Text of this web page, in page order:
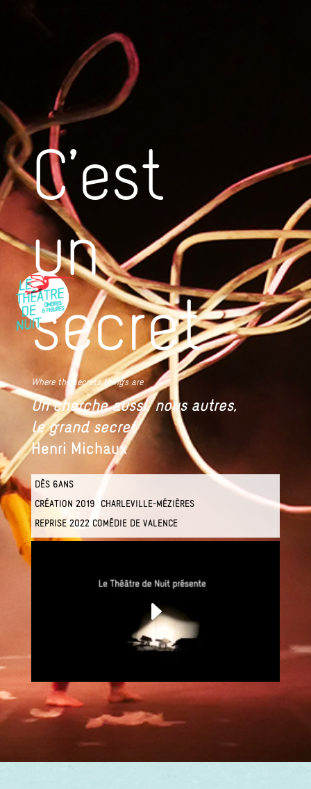
C’est
un
secret
Where the secrets things are
On cherche aussi, nous autres,
le grand secret
Henri Michaux
DÈS 6ANS
CRÉATION 2019 CHARLEVILLE-MÉZIÈRES
REPRISE 2022COMÉDIE DE VALENCE